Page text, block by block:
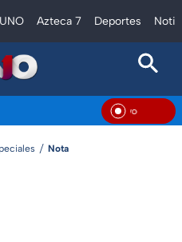
Azteca 7 Deportes
En
Nota